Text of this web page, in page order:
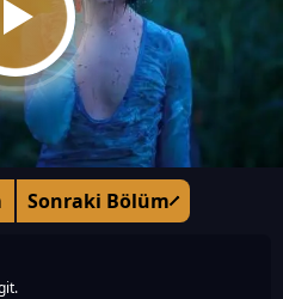
Sonraki Bölüm